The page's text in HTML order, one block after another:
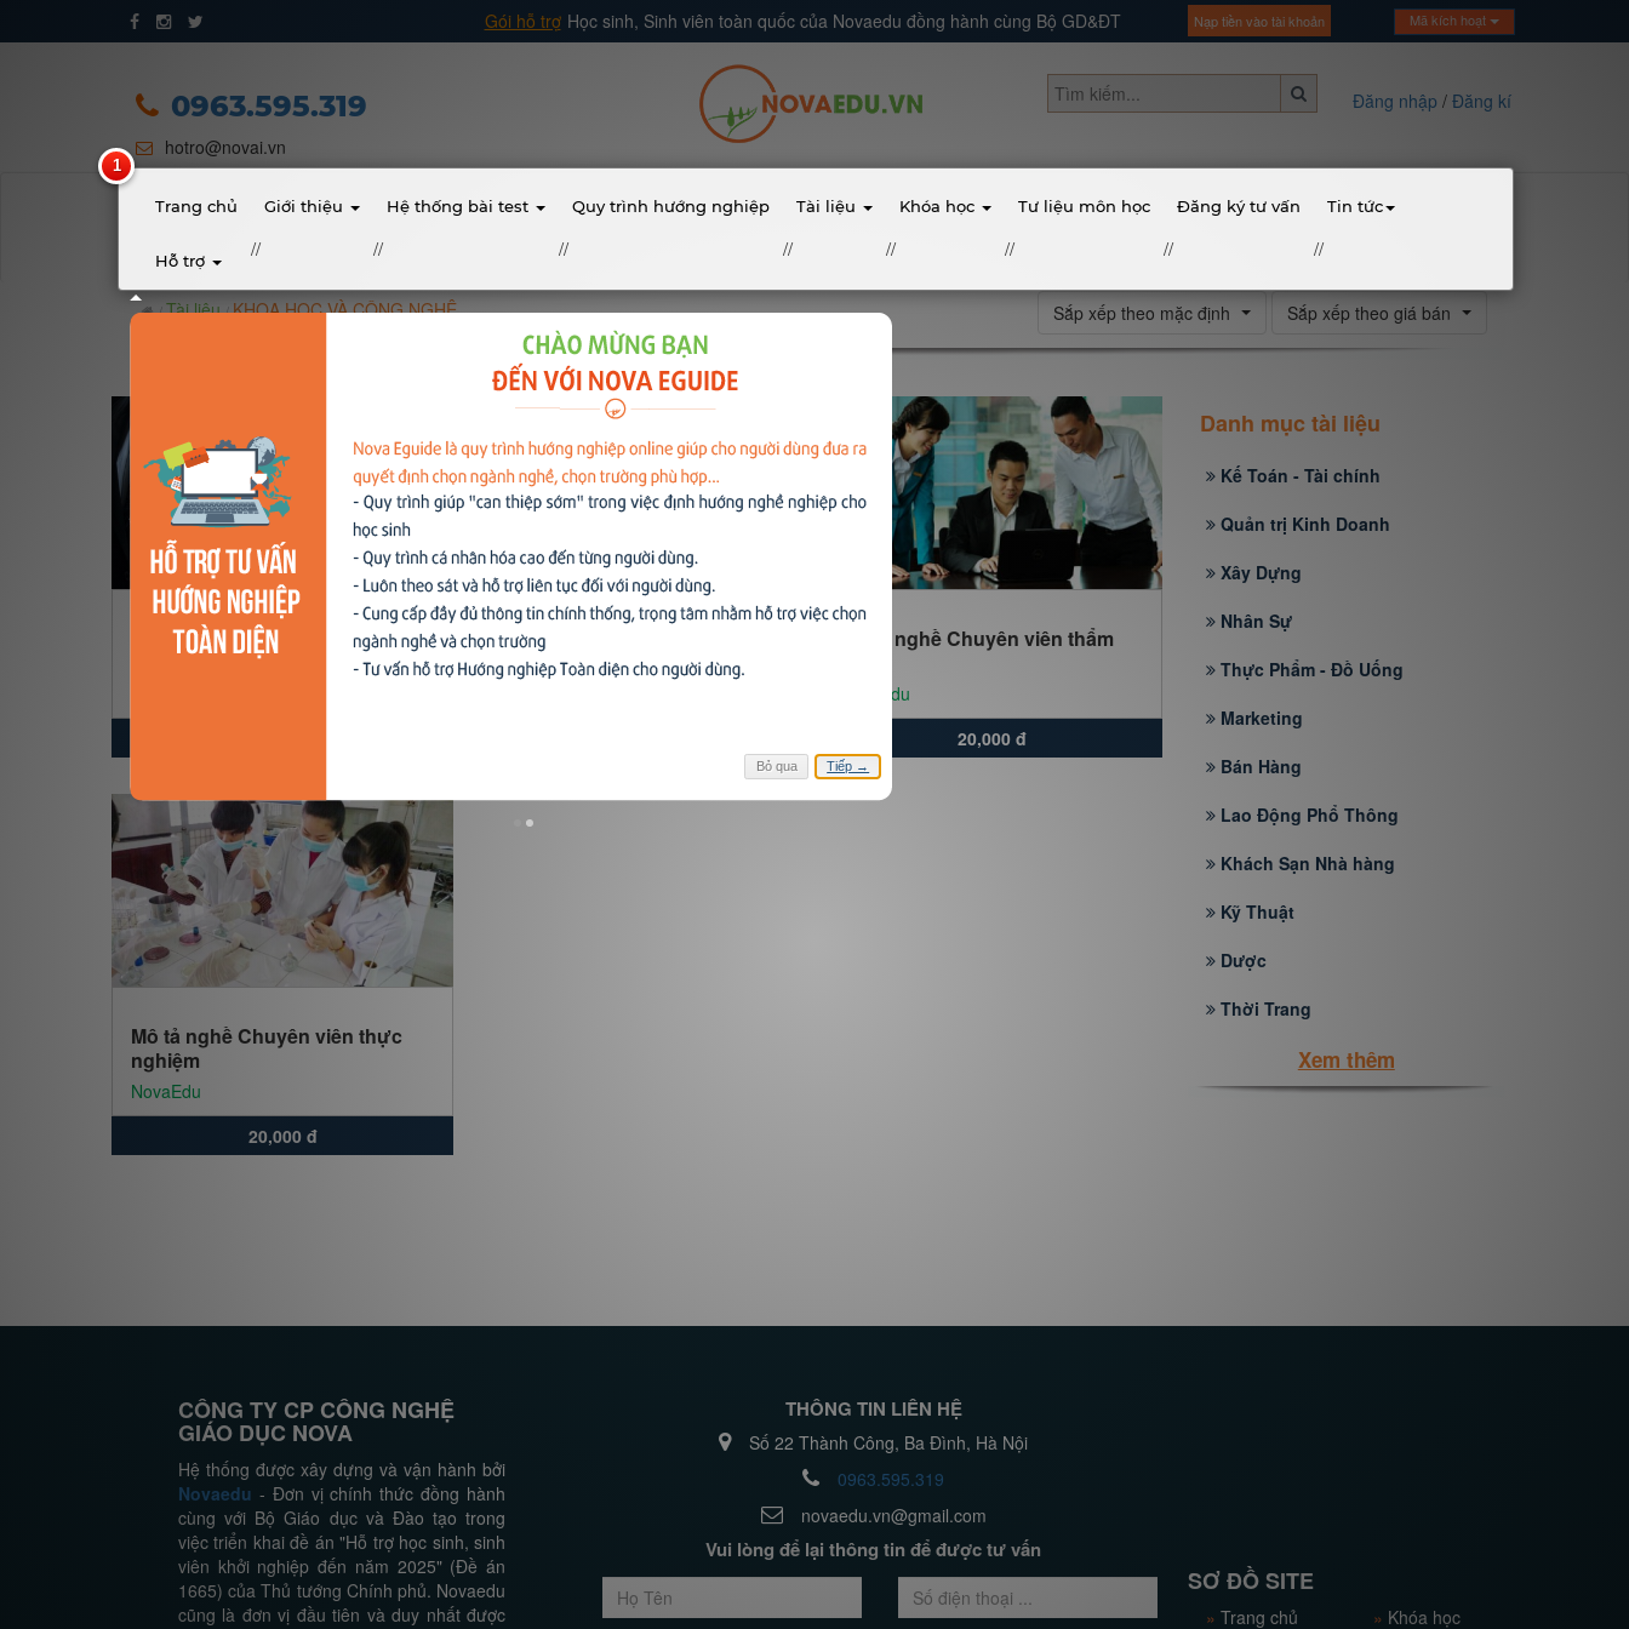
Trang chủ
Giới thiệu
Quy trình hướng nghiệp
Khóa học
Nhóm ngành nghề
Gương sáng học sinh - người nổi tiếng
Xu hướng ngành nghề
Gói hỗ trợ Học sinh, Sinh viên toàn quốc của Novaedu đồng hành cùng Bộ GD&ĐT Nạp tiền vào tài khoản Mã kích hoạt
0963.595.319
hotro@novai.vn
Đăng nhập / Đăng kí
Trang chủ
//
Giới thiệu
//
Hệ thống bài test
//
Quy trình hướng nghiệp
//
Tài liệu
//
Khóa học
//
Tư liệu môn học
//
Đăng ký tư vấn
//
Tin tức
Hỗ trợ
Tài liệu KHOA HỌC VÀ CÔNG NGHỆ Sắp xếp theo mặc định Sắp xếp theo giá bán
Đặc điểm nhân sự ngành Khoa
học công nghệ
Mô tả nghề Chuyên viên nghiên
cứu
Mô tả nghề Chuyên viên thẩm
NovaEdu
20,000 đ
Mô tả nghề Chuyên viên thực
nghiệm
NovaEdu
20,000 đ
Danh mục tài liệu
Kế Toán - Tài chính
Quản trị Kinh Doanh
Xây Dựng
Nhân Sự
Thực Phẩm - Đồ Uống
Marketing
Bán Hàng
Lao Động Phổ Thông
Khách Sạn Nhà hàng
Kỹ Thuật
Dược
Thời Trang
Xem thêm
CÔNG TY CP CÔNG NGHỆ
GIÁO DỤC NOVA
Hệ thống được xây dựng và vận hành bởi
Novaedu - Đơn vị chính thức đồng hành
cùng với Bộ Giáo dục và Đào tạo trong
việc triển khai đề án "Hỗ trợ học sinh, sinh
viên khởi nghiệp đến năm 2025" (Đề án
1665) của Thủ tướng Chính phủ. Novaedu
cũng là đơn vị đầu tiên và duy nhất được
THÔNG TIN LIÊN HỆ
Số 22 Thành Công, Ba Đình, Hà Nội
0963.595.319
novaedu.vn@gmail.com
Vui lòng để lại thông tin để được tư vấn
SƠ ĐỒ SITE
» Trang chủ » Khóa học
Bỏ qua Tiếp →